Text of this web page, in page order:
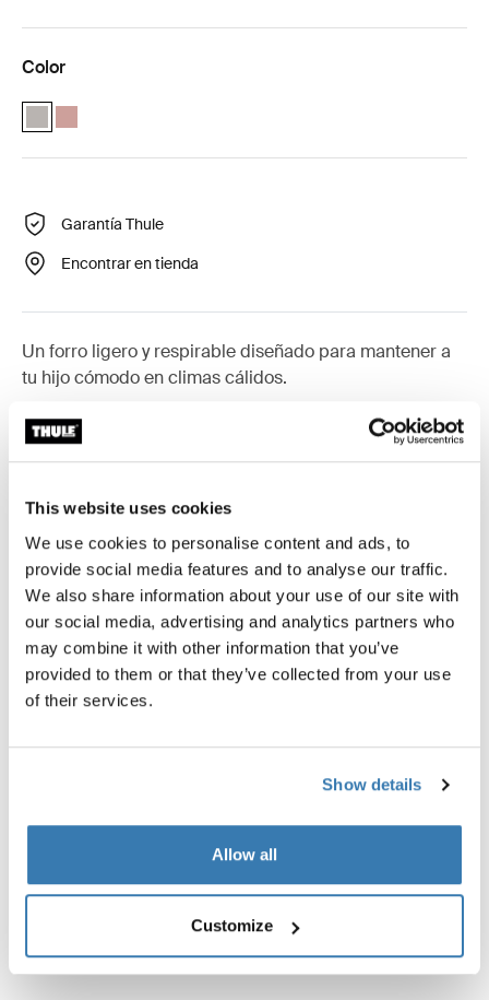
This website uses cookies
We use cookies to personalise content and ads, to
provide social media features and to analyse our traffic.
We also share information about your use of our site with
our social media, advertising and analytics partners who
may combine it with other information that you’ve
provided to them or that they’ve collected from your use
of their services.
Show details
Allow all
Customize
Color
Thule summer seat liner Soft Gray (selected)
Thule summer seat liner Misty Rose
Garantía Thule
Encontrar en tienda
Un forro ligero y respirable diseñado para mantener a
tu hijo cómodo en climas cálidos.
Toggle features
Todas las características
Toggle techspec
Especificaciones técnicas